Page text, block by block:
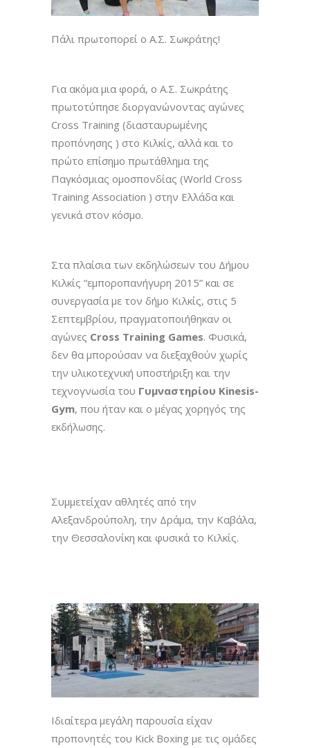
Πάλι πρωτοπορεί ο Α.Σ. Σωκράτης!
Για ακόμα μια φορά, ο Α.Σ. Σωκράτης
πρωτοτύπησε διοργανώνοντας αγώνες
Cross Training (διασταυρωμένης
προπόνησης ) στο Κιλκίς, αλλά και το
πρώτο επίσημο πρωτάθλημα της
Παγκόσμιας ομοσπονδίας (World Cross
Training Association ) στην Ελλάδα και
γενικά στον κόσμο.
Στα πλαίσια των εκδηλώσεων του Δήμου
Κιλκίς “εμποροπανήγυρη 2015” και σε
συνεργασία με τον δήμο Κιλκίς, στις 5
Σεπτεμβρίου, πραγματοποιήθηκαν οι
αγώνες Cross Training Games. Φυσικά,
δεν θα μπορούσαν να διεξαχθούν χωρίς
την υλικοτεχνική υποστήριξη και την
τεχνογνωσία του Γυμναστηρίου Kinesis-
Gym, που ήταν και ο μέγας χορηγός της
εκδήλωσης.
Συμμετείχαν αθλητές από την
Αλεξανδρούπολη, την Δράμα, την Καβάλα,
την Θεσσαλονίκη και φυσικά το Κιλκίς.
Ιδιαίτερα μεγάλη παρουσία είχαν
προπονητές του Kick Boxing με τις ομάδες